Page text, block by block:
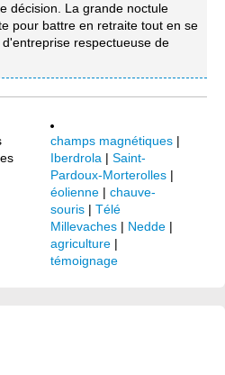
décision. La grande noctule
pour battre en retraite tout en se
respectueuse de
champs magnétiques |
Iberdrola | Saint-
Pardoux-Morterolles |
éolienne | chauve-
souris | Télé
Millevaches | Nedde |
agriculture |
témoignage